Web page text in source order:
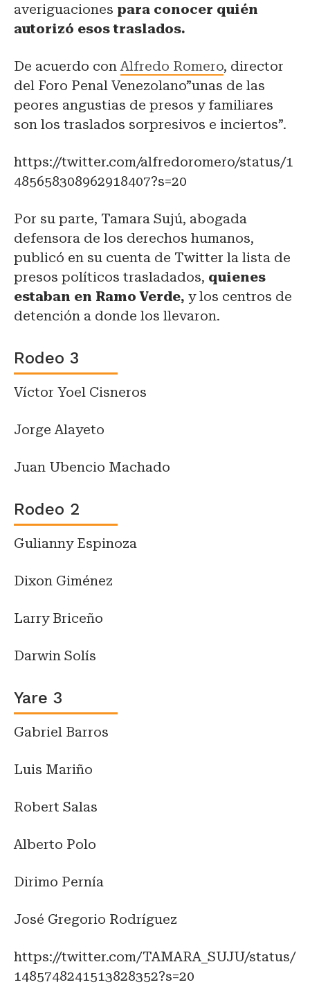
averiguaciones para conocer quién
autorizó esos traslados.
De acuerdo conAlfredo Romero, director
del Foro Penal Venezolano”unas de las
peores angustias de presos y familiares
son los traslados sorpresivos e inciertos”.
https://twitter.com/alfredoromero/status/1
485658308962918407?s=20
Por su parte, Tamara Sujú, abogada
defensora de los derechos humanos,
publicó en su cuenta de Twitter la lista de
presos políticos trasladados, quienes
estaban en Ramo Verde, y los centros de
detención a donde los llevaron.
Rodeo 3
Víctor Yoel Cisneros
Jorge Alayeto
Juan Ubencio Machado
Rodeo 2
Gulianny Espinoza
Dixon Giménez
Larry Briceño
Darwin Solís
Yare 3
Gabriel Barros
Luis Mariño
Robert Salas
Alberto Polo
Dirimo Pernía
José Gregorio Rodríguez
https://twitter.com/TAMARA_SUJU/status/
1485748241513828352?s=20